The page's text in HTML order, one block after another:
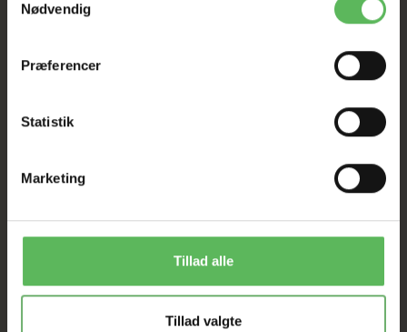
Nødvendig
Præferencer
Statistik
Marketing
Tillad alle
Tillad valgte
I FYSISK BUTIKKERE
-50%
-26%